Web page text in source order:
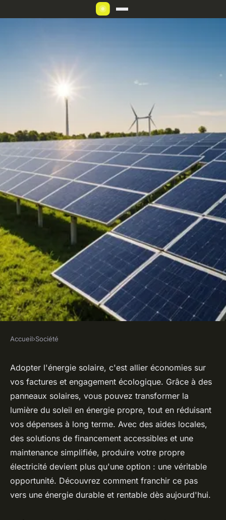
Énergie renouvelable : faites
le plein de soleil pour
économiser
admin•23 février 2025•13 min de lecture
Accueil›Société
Adopter l'énergie solaire, c'est allier économies sur
vos factures et engagement écologique. Grâce à des
panneaux solaires, vous pouvez transformer la
lumière du soleil en énergie propre, tout en réduisant
vos dépenses à long terme. Avec des aides locales,
des solutions de financement accessibles et une
maintenance simplifiée, produire votre propre
électricité devient plus qu'une option : une véritable
opportunité. Découvrez comment franchir ce pas
vers une énergie durable et rentable dès aujourd'hui.